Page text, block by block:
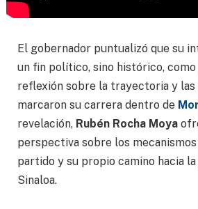
El gobernador puntualizó que su
un fin político, sino histórico,
reflexión sobre la trayectoria y las
marcaron su carrera dentro de
revelación, Rubén Rocha Moya
perspectiva sobre los
partido y su propio camino hacia
Sinaloa.